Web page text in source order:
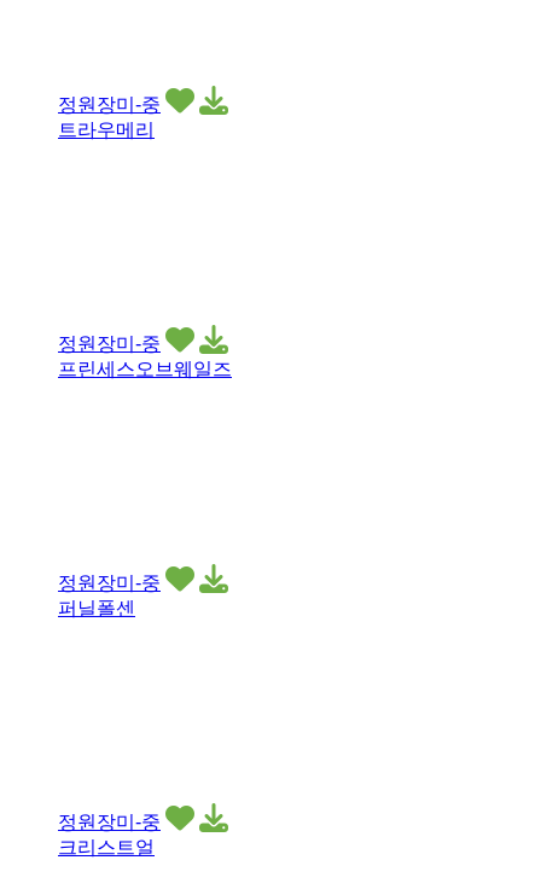
정원장미-중
트라우메리
정원장미-중
프린세스오브웨일즈
정원장미-중
퍼닐폴센
정원장미-중
크리스트얼